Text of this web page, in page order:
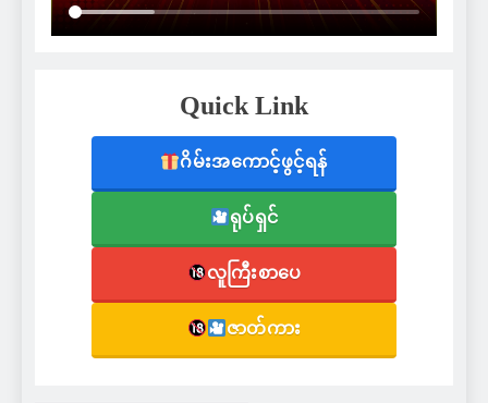
Quick Link
ဂိမ်းအကောင့်ဖွင့်ရန်
ရုပ်ရှင်
လူကြီးစာပေ
ဇာတ်ကား